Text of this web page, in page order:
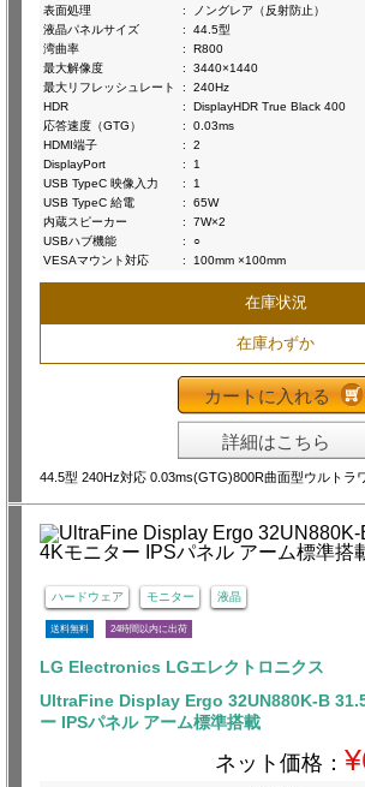
表面処理
:
ノングレア（反射防止）
液晶パネルサイズ
:
44.5型
湾曲率
:
R800
最大解像度
:
3440×1440
最大リフレッシュレート
:
240Hz
HDR
:
DisplayHDR True Black 400
応答速度（GTG）
:
0.03ms
HDMI端子
:
2
DisplayPort
:
1
USB TypeC 映像入力
:
1
USB TypeC 給電
:
65W
内蔵スピーカー
:
7W×2
USBハブ機能
:
○
VESAマウント対応
: 100mm ×100mm
在庫状況
在庫わずか
カートに入れる
詳細はこちら
44.5型 240Hz対応 0.03ms(GTG)800R曲面型ウルトラ
ハードウェア モニター 液晶
送料無料 24時間以内に出荷
LG Electronics LGエレクトロニクス
UltraFine Display Ergo 32UN880K-B
ー IPSパネル アーム標準搭載
ネット価格：